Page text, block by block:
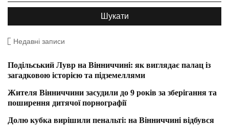
Недавні записи
Подільський Лувр на Вінниччині: як виглядає палац із
загадковою історією та підземеллями
Жителя Вінниччини засудили до 9 років за зберігання та
поширення дитячої порнографії
Долю кубка вирішили пенальті: на Вінниччині відбувся